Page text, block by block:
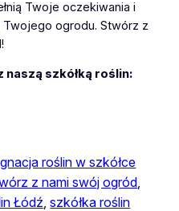
Twoje oczekiwania i
ogrodu. Stwórz z
szkółką roślin:
roślin w szkółce
z nami swój ogród
Łódź , szkółka roślin